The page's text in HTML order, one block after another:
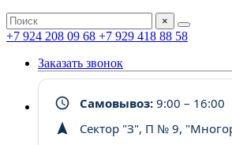
×
+7 924 208 09 68 +7 929 418 88 58
Заказать звонок
Самовывоз: 9:00 – 16:00
Сектор "З", П № 9,